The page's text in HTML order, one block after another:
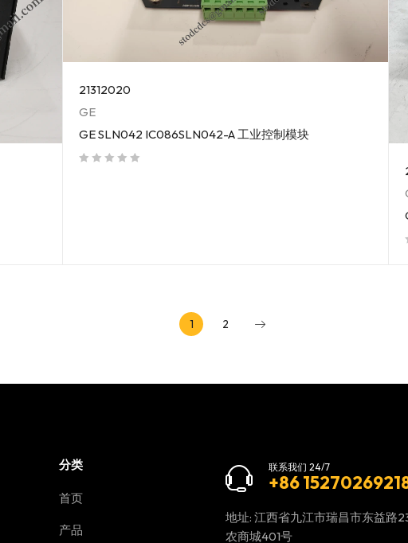
21312020
GE
GE SLN042 IC086SLN042-A 工业控制模块
1 2
分类
首页
产品
联系我们 24/7
+86
地址: 江西省九江市瑞昌市东益路
农商城401号